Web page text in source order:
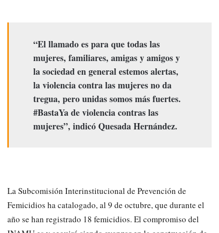
“El llamado es para que todas las
mujeres, familiares, amigas y amigos y
la sociedad en general estemos alertas,
la violencia contra las mujeres no da
tregua, pero unidas somos más fuertes.
#BastaYa de violencia contras las
mujeres”, indicó Quesada Hernández.
La Subcomisión Interinstitucional de Prevención de
Femicidios ha catalogado, al 9 de octubre, que durante el
año se han registrado 18 femicidios. El compromiso del